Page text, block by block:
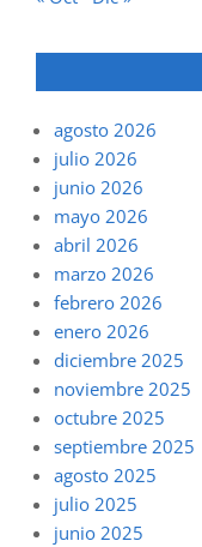
agosto 2026
julio 2026
junio 2026
mayo 2026
abril 2026
marzo 2026
febrero 2026
enero 2026
diciembre 2025
noviembre 2025
octubre 2025
septiembre 2025
agosto 2025
julio 2025
junio 2025